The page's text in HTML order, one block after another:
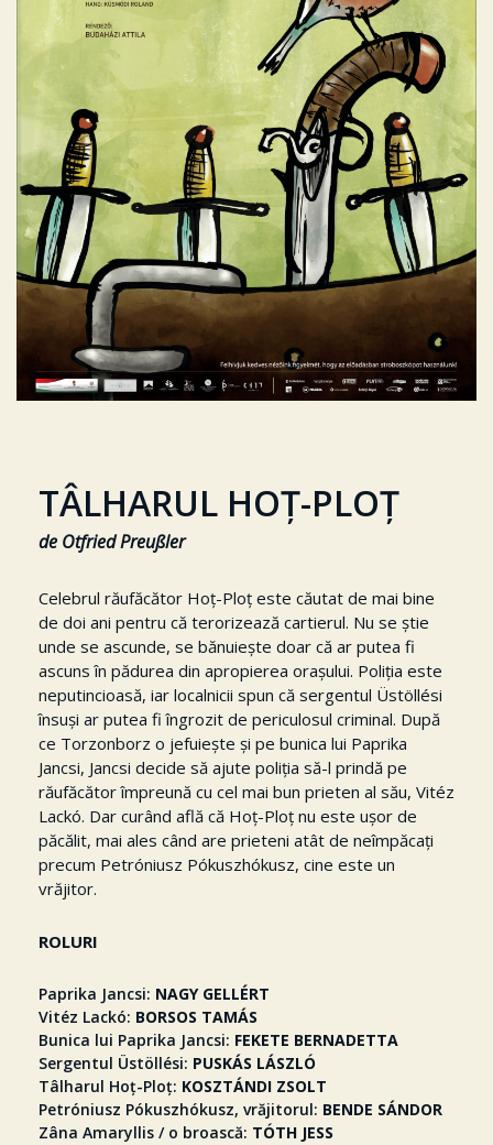
TÂLHARUL HOȚ-PLOȚ
de Otfried Preußler
Celebrul răufăcător Hoț-Ploț este căutat de mai bine
de doi ani pentru că terorizează cartierul. Nu se știe
unde se ascunde, se bănuiește doar că ar putea fi
ascuns în pădurea din apropierea orașului. Poliția este
neputincioasă, iar localnicii spun că sergentul Üstöllési
însuși ar putea fi îngrozit de periculosul criminal. După
ce Torzonborz o jefuiește și pe bunica lui Paprika
Jancsi, Jancsi decide să ajute poliția să-l prindă pe
răufăcător împreună cu cel mai bun prieten al său, Vitéz
Lackó. Dar curând află că Hoț-Ploț nu este ușor de
păcălit, mai ales când are prieteni atât de neîmpăcați
precum Petróniusz Pókuszhókusz, cine este un
vrăjitor.
ROLURI
Paprika Jancsi NAGY GELLÉRT
Vitéz Lackó BORSOS TAMÁS
Bunica lui Paprika Jancsi FEKETE BERNADETTA
Sergentul Üstöllési PUSKÁS LÁSZLÓ
Tâlharul Hoț-Ploț KOSZTÁNDI ZSOLT
Petróniusz Pókuszhókusz, vrăjitorul BENDE SÁNDOR
Zâna Amaryllis / o broască TÓTH JESS